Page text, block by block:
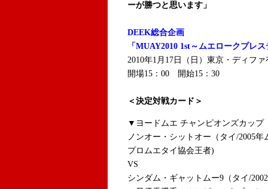
ーが勝つと思います」
DEEK総合企画
「MUAY2010 1st～ムエロークプレ
2010年1月17日（日）東京・ディファ
開場15：00 開始15：30
＜決定対戦カード＞
▼ヨードムエ チャンピオンズカッ
ノンオー・シットオー（タイ/2005
プロムエタイ協会王者)
VS
シンダム・ギャットムー9（タイ/